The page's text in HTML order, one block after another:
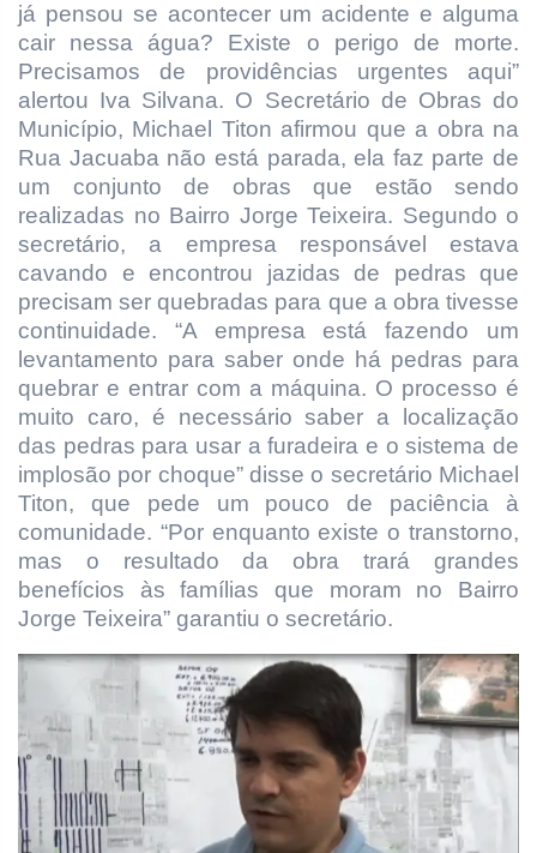
já pensou se acontecer um acidente e alguma
cair nessa água? Existe o perigo de morte.
Precisamos de providências urgentes aqui”
alertou Iva Silvana. O Secretário de Obras do
Município, Michael Titon afirmou que a obra na
Rua Jacuaba não está parada, ela faz parte de
um conjunto de obras que estão sendo
realizadas no Bairro Jorge Teixeira. Segundo o
secretário, a empresa responsável estava
cavando e encontrou jazidas de pedras que
precisam ser quebradas para que a obra tivesse
continuidade. “A empresa está fazendo um
levantamento para saber onde há pedras para
quebrar e entrar com a máquina. O processo é
muito caro, é necessário saber a localização
das pedras para usar a furadeira e o sistema de
implosão por choque” disse o secretário Michael
Titon, que pede um pouco de paciência à
comunidade. “Por enquanto existe o transtorno,
mas o resultado da obra trará grandes
benefícios às famílias que moram no Bairro
Jorge Teixeira” garantiu o secretário.